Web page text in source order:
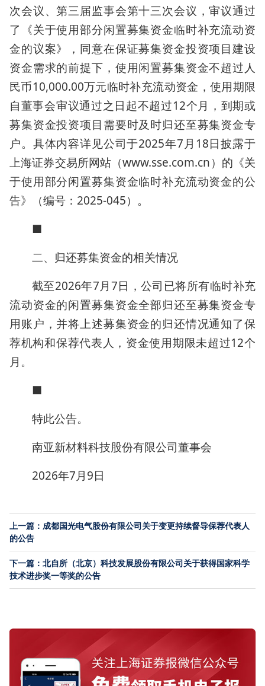
次会议、第三届监事会第十三次会议，审议通过
了《关于使用部分闲置募集资金临时补充流动资
金的议案》，同意在保证募集资金投资项目建设
资金需求的前提下，使用闲置募集资金不超过人
民币10,000.00万元临时补充流动资金，使用期限
自董事会审议通过之日起不超过12个月，到期或
募集资金投资项目需要时及时归还至募集资金专
户。具体内容详见公司于2025年7月18日披露于
上海证券交易所网站（www.sse.com.cn）的《关
于使用部分闲置募集资金临时补充流动资金的公
告》（编号：2025-045）。
■
二、归还募集资金的相关情况
截至2026年7月7日，公司已将所有临时补充
流动资金的闲置募集资金全部归还至募集资金专
用账户，并将上述募集资金的归还情况通知了保
荐机构和保荐代表人，资金使用期限未超过12个
月。
■
特此公告。
南亚新材料科技股份有限公司董事会
2026年7月9日
上一篇：成都国光电气股份有限公司关于变更持续督导保荐代表人
的公告
下一篇：北自所（北京）科技发展股份有限公司关于获得国家科学
技术进步奖一等奖的公告